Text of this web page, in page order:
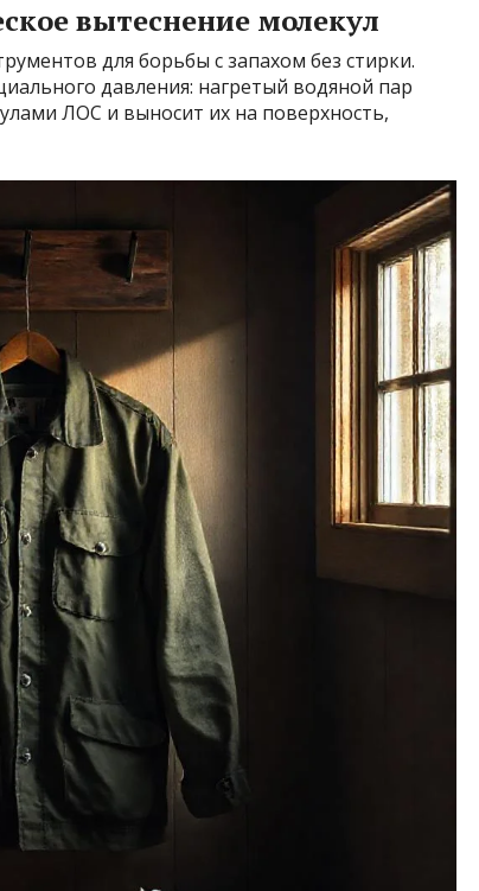
вытеснение молекул
для борьбы с запахом без стирки.
давления: нагретый водяной пар
ЛОС и выносит их на поверхность,